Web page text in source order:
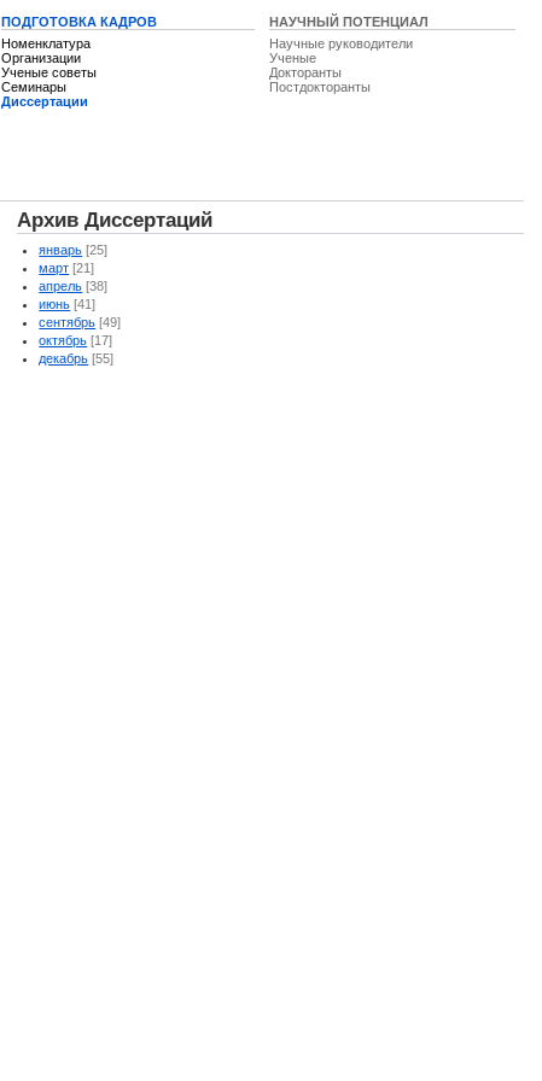
ПОДГОТОВКА КАДРОВ
Номенклатура
Организации
Ученые советы
Семинары
Диссертации
НАУЧНЫЙ ПОТЕНЦИАЛ
Научные руководители
Ученые
Докторанты
Постдокторанты
Архив Диссертаций
январь [25]
март [21]
апрель [38]
июнь [41]
сентябрь [49]
октябрь [17]
декабрь [55]